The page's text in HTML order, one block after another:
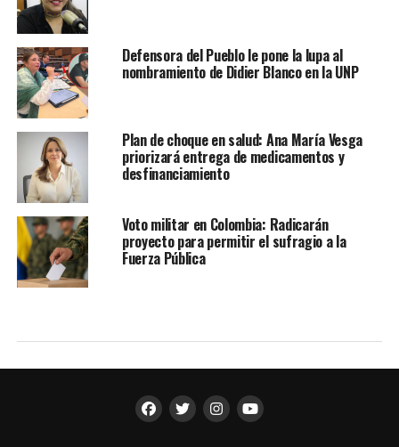
Defensora del Pueblo le pone la lupa al
nombramiento de Didier Blanco en la UNP
Plan de choque en salud: Ana María Vesga
priorizará entrega de medicamentos y
desfinanciamiento
Voto militar en Colombia: Radicarán
proyecto para permitir el sufragio a la
Fuerza Pública